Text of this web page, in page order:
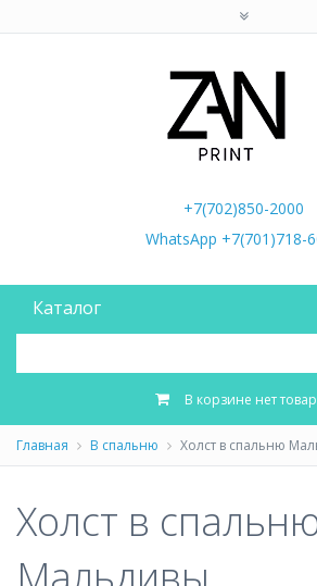
+7(702)850-2000
WhatsApp +7(701)718-
Каталог
В корзине нет
Главная В спальню Холст в спальню
Холст в